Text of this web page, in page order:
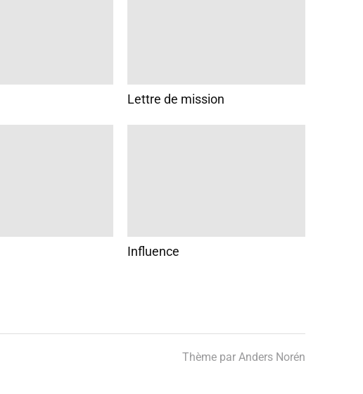
Lettre de mission
Influence
Thème par Anders Norén